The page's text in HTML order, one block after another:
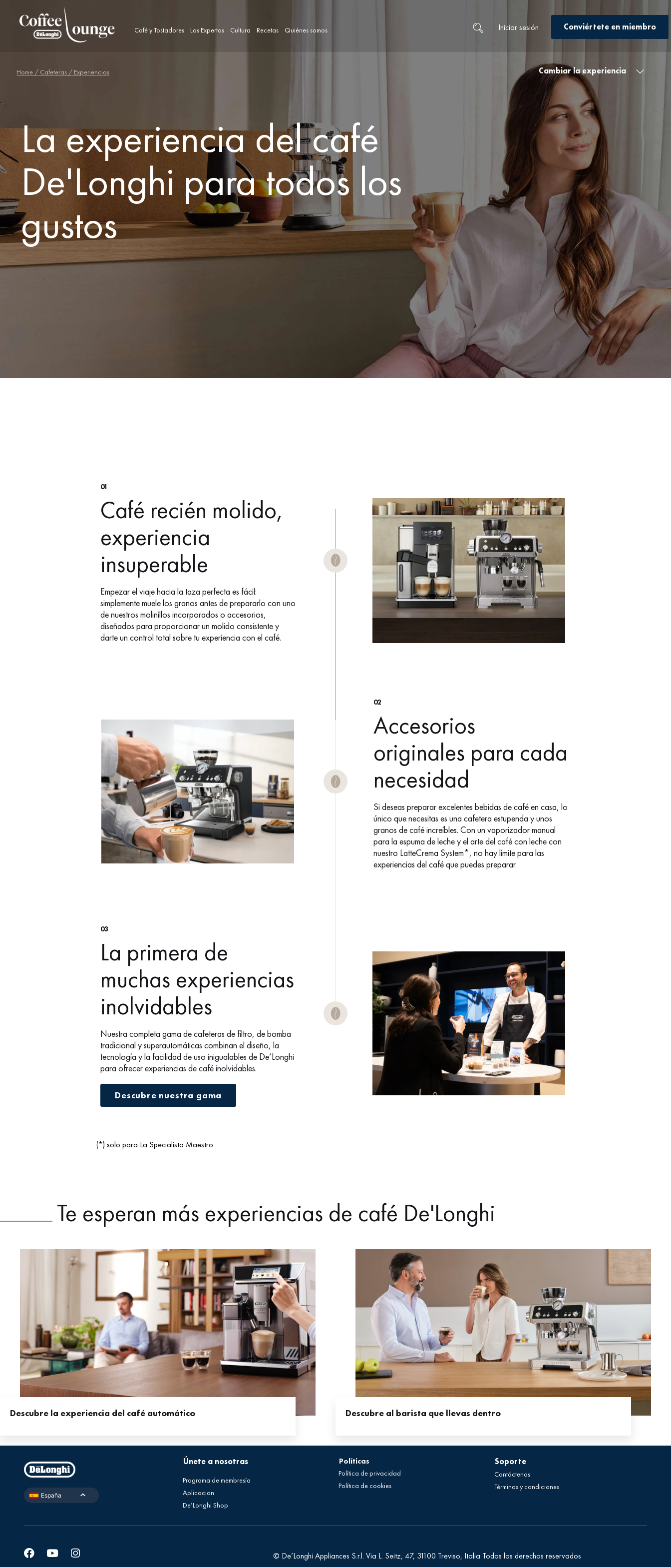
Café y Tostadores Los Expertos Cultura Recetas Quiénes somos Iniciar sesión Conviértete en miembro
Home / Cafeteras / Experiencias
La experiencia del café
De'Longhi para todos los
gustos
Cambiar la experiencia
01
Café recién molido,
experiencia
insuperable
Empezar el viaje hacia la taza perfecta es fácil:
simplemente muele los granos antes de prepararlo con uno
de nuestros molinillos incorporados o accesorios,
diseñados para proporcionar un molido consistente y
darte un control total sobre tu experiencia con el café.
02
Accesorios
originales para cada
necesidad
Si deseas preparar excelentes bebidas de café en casa, lo
único que necesitas es una cafetera estupenda y unos
granos de café increíbles. Con un vaporizador manual
para la espuma de leche y el arte del café con leche con
nuestro LatteCrema System*, no hay límite para las
experiencias del café que puedes preparar.
03
La primera de
muchas experiencias
inolvidables
Nuestra completa gama de cafeteras de filtro, de bomba
tradicional y superautomáticas combinan el diseño, la
tecnología y la facilidad de uso inigualables de De’Longhi
para ofrecer experiencias de café inolvidables.
Descubre nuestra gama
(*) solo para La Specialista Maestro.
Te esperan más experiencias de café De'Longhi
Descubre la experiencia del café automático Descubre al barista que llevas dentro
España
Únete a nosotras
Programa de membresía
Aplicacion
De’Longhi Shop
Políticas
Política de privacidad
Política de cookies
Soporte
Contáctenos
Términos y condiciones
© De’Longhi Appliances S.r.l.Via L. Seitz, 47, 31100 Treviso, Italia Todos los derechos reservados